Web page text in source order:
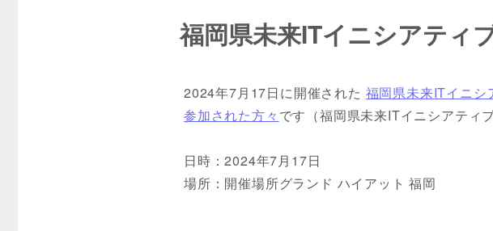
福岡県未来ITイニシアティ
2024年7月17日に開催された 福岡県未来ITイニシ
参加された方々 です（福岡県未来ITイニシアティ
日時：2024年7月17日
場所：開催場所グランド ハイアット 福岡